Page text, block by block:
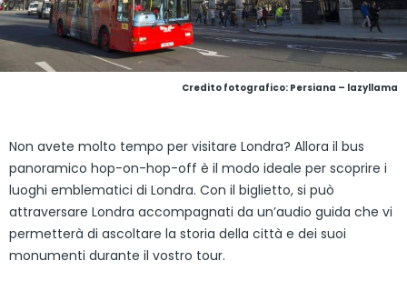
Credito fotografico: Persiana – lazyllama
Non avete molto tempo per visitare Londra? Allora il bus
panoramico hop-on-hop-off è il modo ideale per scoprire i
luoghi emblematici di Londra. Con il biglietto, si può
attraversare Londra accompagnati da un’audio guida che vi
permetterà di ascoltare la storia della città e dei suoi
monumenti durante il vostro tour.